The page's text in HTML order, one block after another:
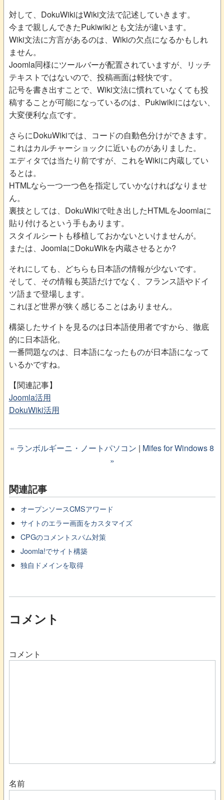
対して、DokuWikiはWiki文法で記述していきます。
今まで親しんできたPukiwikiとも文法が違います。
Wiki文法に方言があるのは、Wikiの欠点になるかもしれ
ません。
Joomla同様にツールバーが配置されていますが、リッチ
テキストではないので、投稿画面は軽快です。
記号を書き出すことで、Wiki文法に慣れていなくても投
稿することが可能になっているのは、Pukiwikiにはない、
大変便利な点です。
さらにDokuWikiでは、コードの自動色分けができます。
これはカルチャーショックに近いものがありました。
エディタでは当たり前ですが、これをWikiに内蔵してい
るとは。
HTMLなら一つ一つ色を指定していかなければなりませ
ん。
裏技としては、DokuWikiで吐き出したHTMLをJoomlaに
貼り付けるという手もあります。
スタイルシートも移植しておかないといけませんが。
または、JoomlaにDokuWikを内蔵させるとか?
それにしても、どちらも日本語の情報が少ないです。
そして、その情報も英語だけでなく、フランス語やドイ
ツ語まで登場します。
これほど世界が狭く感じることはありません。
構築したサイトを見るのは日本語使用者ですから、徹底
的に日本語化。
一番問題なのは、日本語になったものが日本語になって
いるかですね。
【関連記事】
Joomla活用
DokuWiki活用
« ランボルギーニ・ノートパソコン | Mifes for Windows 8
»
関連記事
オープンソースCMSアワード
サイトのエラー画面をカスタマイズ
CPGのコメントスパム対策
Joomla!でサイト構築
独自ドメインを取得
コメント
コメント
名前